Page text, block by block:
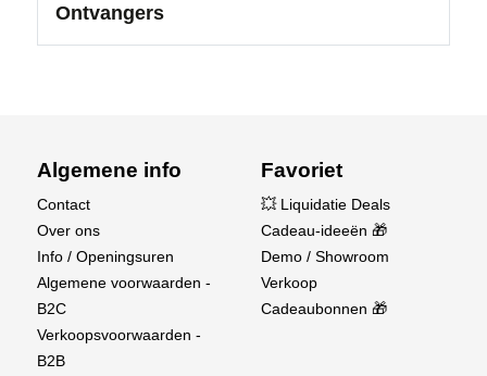
Ontvangers
Algemene info
Contact
Over ons
Info / Openingsuren
Algemene voorwaarden -
B2C
Verkoopsvoorwaarden -
B2B
Favoriet
💥 Liquidatie Deals
Cadeau-ideeën 🎁
Demo / Showroom
Verkoop
Cadeaubonnen 🎁